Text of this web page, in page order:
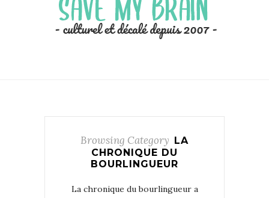
Browsing Category LA
CHRONIQUE DU
BOURLINGUEUR
La chronique du bourlingueur a